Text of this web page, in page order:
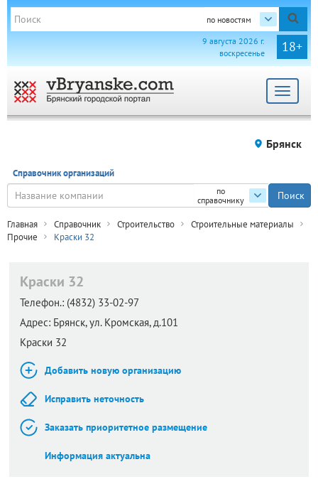
по новостям
18+
9 августа 2026 г.
воскресенье
Toggle
Брянск
Справочник организаций
по
справочнику
Главная Справочник Строительство
Строительные материалы
Прочие
Краски 32
Краски 32
Телефон.: (4832) 33-02-97
Адрес: Брянск,ул. Кромская, д.101
Краски 32
Добавить новую организацию
Исправить неточность
Заказать приоритетное размещение
Информация актуальна